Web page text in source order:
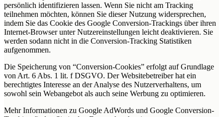
persönlich identifizieren lassen. Wenn Sie nicht am Tracking
teilnehmen möchten, können Sie dieser Nutzung widersprechen,
indem Sie das Cookie des Google Conversion-Trackings über ihren
Internet-Browser unter Nutzereinstellungen leicht deaktivieren. Sie
werden sodann nicht in die Conversion-Tracking Statistiken
aufgenommen.
Die Speicherung von “Conversion-Cookies” erfolgt auf Grundlage
von Art. 6 Abs. 1 lit. f DSGVO. Der Websitebetreiber hat ein
berechtigtes Interesse an der Analyse des Nutzerverhaltens, um
sowohl sein Webangebot als auch seine Werbung zu optimieren.
Mehr Informationen zu Google AdWords und Google Conversion-